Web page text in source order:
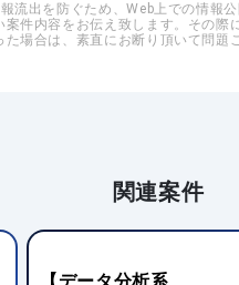
流出を防ぐため、Web上での情報
件内容をお伝え致します。その際
場合は、素直にお断り頂いて問題
関連案件